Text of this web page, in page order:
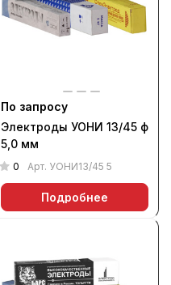
По запросу
Электроды УОНИ 13/45 ф
5,0 мм
0 Арт. УОНИ13/45 5
Подробнее